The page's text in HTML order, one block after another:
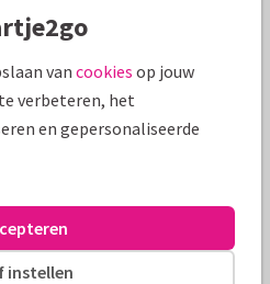
de tekst "Kak dus". De
naar wens aan te passen
van cookies op jouw
verbeteren, het
en gepersonaliseerde
instellen